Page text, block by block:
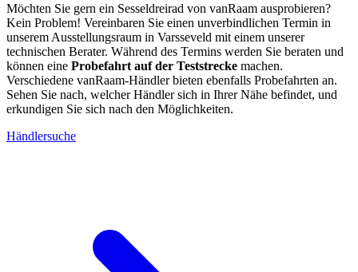
Möchten Sie gern ein Sesseldreirad von vanRaam ausprobieren?
Kein Problem! Vereinbaren Sie einen unverbindlichen Termin in
unserem Ausstellungsraum in Varsseveld mit einem unserer
technischen Berater. Während des Termins werden Sie beraten und
können eine Probefahrt auf der Teststrecke machen.
Verschiedene vanRaam-Händler bieten ebenfalls Probefahrten an.
Sehen Sie nach, welcher Händler sich in Ihrer Nähe befindet, und
erkundigen Sie sich nach den Möglichkeiten.
Händlersuche